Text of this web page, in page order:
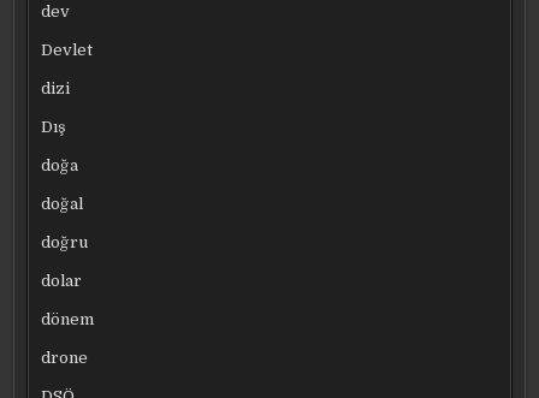
dev
Devlet
dizi
Dış
doğa
doğal
doğru
dolar
dönem
drone